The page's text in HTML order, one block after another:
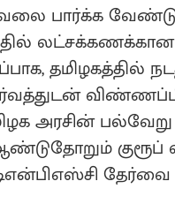
பார்க்க
தமிழகத்தில்
அரசின்
குரூப்
டிஎன்பிஎஸ்சி